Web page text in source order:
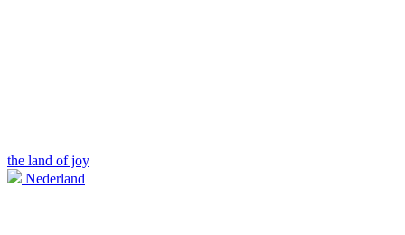
the land of joy
Nederland